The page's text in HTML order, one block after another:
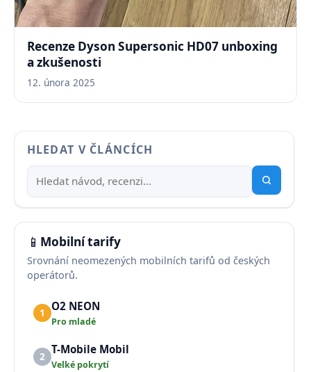
Recenze Dyson Supersonic HD07 unboxing
a zkušenosti
12. února 2025
HLEDAT V ČLÁNCÍCH
📱 Mobilní tarify
Srovnání neomezených mobilních tarifů od českých
operátorů.
1 O2 NEON
Pro mladé
2 T-Mobile Mobil
Velké pokrytí